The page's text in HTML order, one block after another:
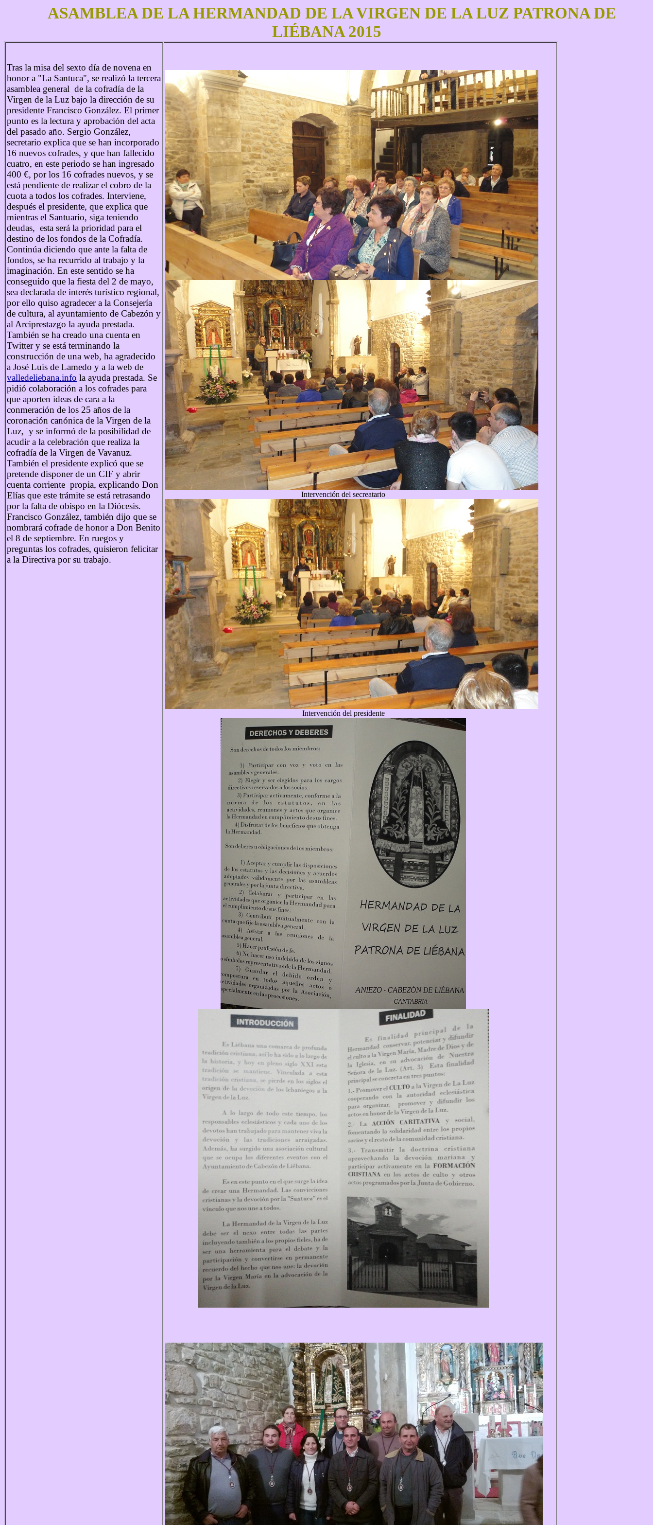
ASAMBLEA DE LA HERMANDAD DE LA VIRGEN DE LA LUZ PATRONA DE
LIÉBANA 2015
Tras la misa del sexto día de novena en
honor a "La Santuca", se realizó la tercera
asamblea general de la cofradía de la
Virgen de la Luz bajo la dirección de su
presidente Francisco González. El primer
punto es la lectura y aprobación del acta
del pasado año. Sergio González,
secretario explica que se han incorporado
16 nuevos cofrades, y que han fallecido
cuatro, en este periodo se han ingresado
400 €, por los 16 cofrades nuevos, y se
está pendiente de realizar el cobro de la
cuota a todos los cofrades. Interviene,
después el presidente, que explica que
mientras el Santuario, siga teniendo
deudas, esta será la prioridad para el
destino de los fondos de la Cofradía.
Continúa diciendo que ante la falta de
fondos, se ha recurrido al trabajo y la
imaginación. En este sentido se ha
conseguido que la fiesta del 2 de mayo,
sea declarada de interés turístico regional,
por ello quiso agradecer a la Consejería
de cultura, al ayuntamiento de Cabezón y
al Arciprestazgo la ayuda prestada.
También se ha creado una cuenta en
Twitter y se está terminando la
construcción de una web, ha agradecido
a José Luis de Lamedo y a la web de
valledeliebana.info la ayuda prestada. Se
pidió colaboración a los cofrades para
que aporten ideas de cara a la
conmeración de los 25 años de la
coronación canónica de la Virgen de la
Luz, y se informó de la posibilidad de
acudir a la celebración que realiza la
cofradía de la Virgen de Vavanuz.
También el presidente explicó que se
pretende disponer de un CIF y abrir
cuenta corriente propia, explicando Don
Elías que este trámite se está retrasando
por la falta de obispo en la Diócesis.
Francisco González, también dijo que se
nombrará cofrade de honor a Don Benito
el 8 de septiembre. En ruegos y
preguntas los cofrades, quisieron felicitar
a la Directiva por su trabajo.
Intervención del secreatario
Intervención del presidente